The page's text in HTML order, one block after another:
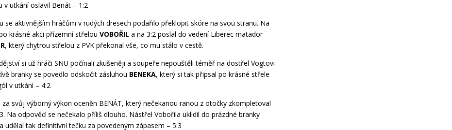
v utkání oslavil Benát – 1:2
se aktivnějším hráčům v rudých dresech podařilo překlopit skóre na svou stranu. Na
krásné akci přízemní střelou VOBOŘIL a na 3:2 poslal do vedení Liberec matador
, který chytrou střelou z PVK překonal vše, co mu stálo v cestě.
si už hráči SNU počínali zkušeněji a soupeře nepouštěli téměř na dostřel Vogtovi
branky se povedlo odskočit zásluhou BENEKA, který si tak připsal po krásné střele
v utkání – 4:2
za svůj výborný výkon oceněn BENÁT, který nečekanou ranou z otočky zkompletoval
Na odpověď se nečekalo příliš dlouho. Nástřel Vobořila uklidil do prázdné branky
udělal tak definitivní tečku za povedeným zápasem – 5:3